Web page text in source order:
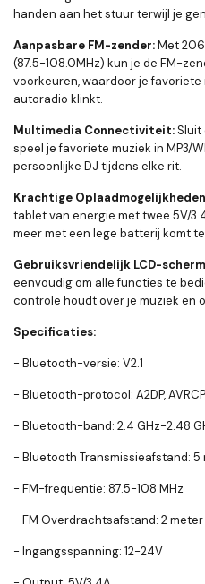
handen aan het stuur terwijl je
Aanpasbare FM-zender:Met
(87.5-108.0MHz) kun je de FM-
voorkeuren, waardoor je
autoradio klinkt.
Multimedia Connectiviteit:Sluit
speel je favoriete muziek in MP3/
persoonlijke DJ tijdens elke rit.
Krachtige
tablet van energie met twee 5V/
meer met een lege batterij komt
Gebruiksvriendelijk LCD-
eenvoudig om alle functies te
controle houdt over je muziek en
Specificaties:
- Bluetooth-versie: V2.1
- Bluetooth-protocol: A2DP,
- Bluetooth-band: 2.4 GHz-2.48
- Bluetooth Transmissieafstand: 5
- FM-frequentie: 87.5-108 MHz
- FM Overdrachtsafstand: 2 meter
- Ingangsspanning: 12-24V